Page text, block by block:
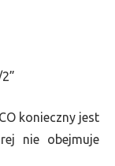
konieczny jest
nie obejmuje